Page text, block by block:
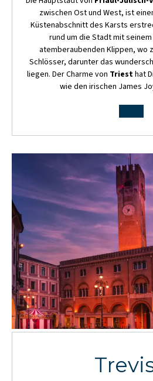
zwischen Ost und West, ist
Küstenabschnitt des Karsts
rund um die Stadt mit
atemberaubenden Klippen, wo
Schlösser, darunter das
liegen. Der Charme von Triesthat
wie den irischen James